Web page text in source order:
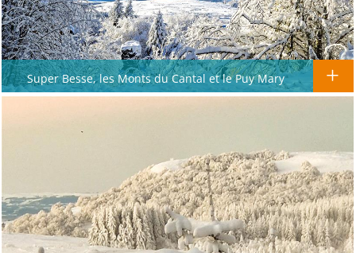
Super Besse, les Monts du Cantal et le Puy Mary